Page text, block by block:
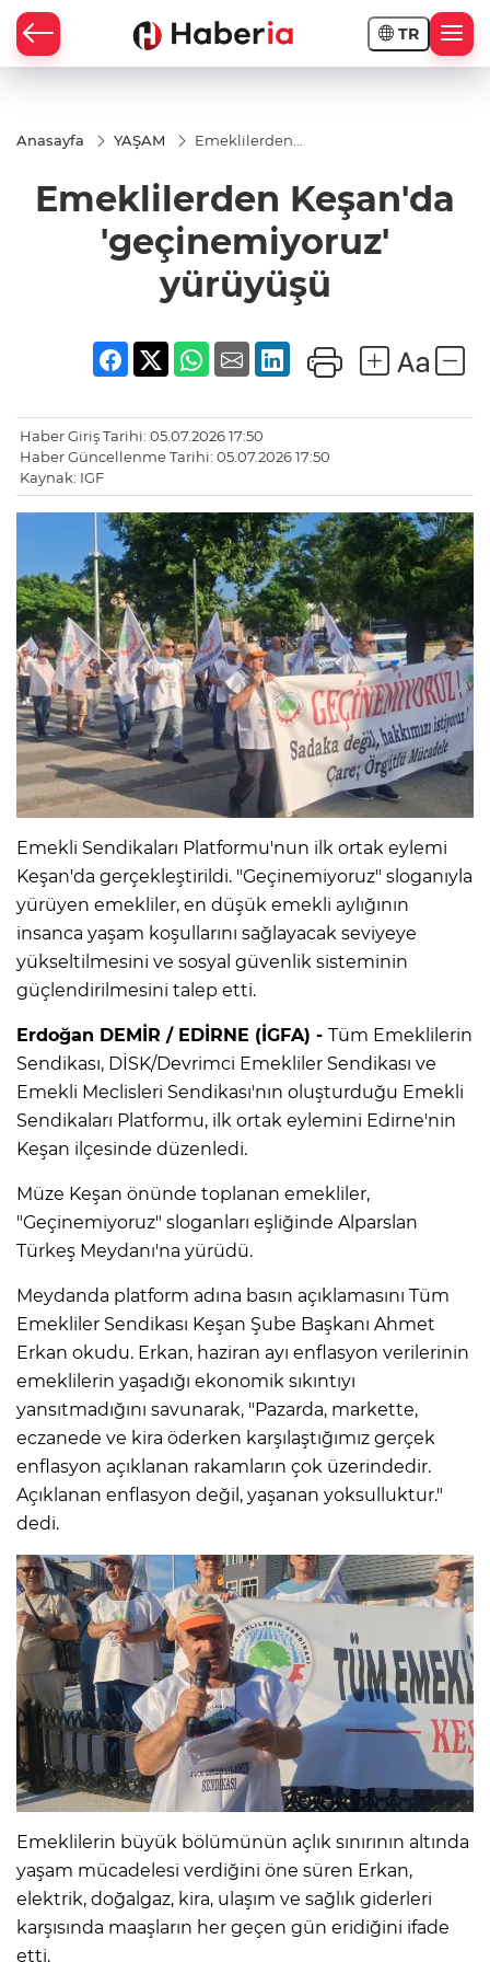
TR
Anasayfa YAŞAM
Emeklilerden
yürüyüşü
Emeklilerden Keşan'da
'geçinemiyoruz'
yürüyüşü
Haber Giriş Tarihi: 05.07.2026 17:50
Haber Güncellenme Tarihi: 05.07.2026 17:50
Kaynak: IGF
Emekli Sendikaları Platformu'nun ilk ortak eylemi
Keşan'da gerçekleştirildi. "Geçinemiyoruz" sloganıyla
yürüyen emekliler, en düşük emekli aylığının
insanca yaşam koşullarını sağlayacak seviyeye
yükseltilmesini ve sosyal güvenlik sisteminin
güçlendirilmesini talep etti.
Erdoğan DEMİR / EDİRNE (İGFA) - Tüm Emeklilerin
Sendikası, DİSK/Devrimci Emekliler Sendikası ve
Emekli Meclisleri Sendikası'nın oluşturduğu Emekli
Sendikaları Platformu, ilk ortak eylemini Edirne'nin
Keşan ilçesinde düzenledi.
Müze Keşan önünde toplanan emekliler,
"Geçinemiyoruz" sloganları eşliğinde Alparslan
Türkeş Meydanı'na yürüdü.
Meydanda platform adına basın açıklamasını Tüm
Emekliler Sendikası Keşan Şube Başkanı Ahmet
Erkan okudu. Erkan, haziran ayı enflasyon verilerinin
emeklilerin yaşadığı ekonomik sıkıntıyı
yansıtmadığını savunarak, "Pazarda, markette,
eczanede ve kira öderken karşılaştığımız gerçek
enflasyon açıklanan rakamların çok üzerindedir.
Açıklanan enflasyon değil, yaşanan yoksulluktur."
dedi.
Emeklilerin büyük bölümünün açlık sınırının altında
yaşam mücadelesi verdiğini öne süren Erkan,
elektrik, doğalgaz, kira, ulaşım ve sağlık giderleri
karşısında maaşların her geçen gün eridiğini ifade
etti.